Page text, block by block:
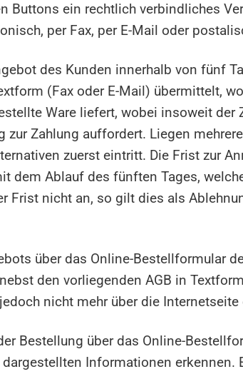
Buttons ein rechtlich verbindliches
per Fax, per E-Mail oder
des Kunden innerhalb von fünf
(Fax oder E-Mail) übermittelt,
Ware liefert, wobei insoweit
zur Zahlung auffordert. Liegen
zuerst eintritt. Die Frist zur
dem Ablauf des fünften Tages,
Frist nicht an, so gilt dies als
über das Online-Bestellformular
den vorliegenden AGB in
nicht mehr über die
Bestellung über das Online-
Informationen